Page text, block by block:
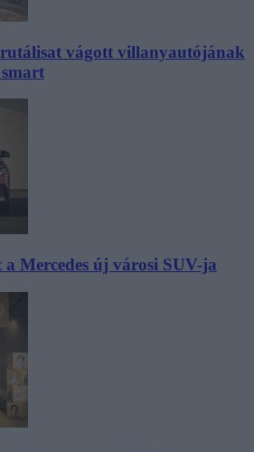
vágott villanyautójának
Mercedes új városi SUV-ja